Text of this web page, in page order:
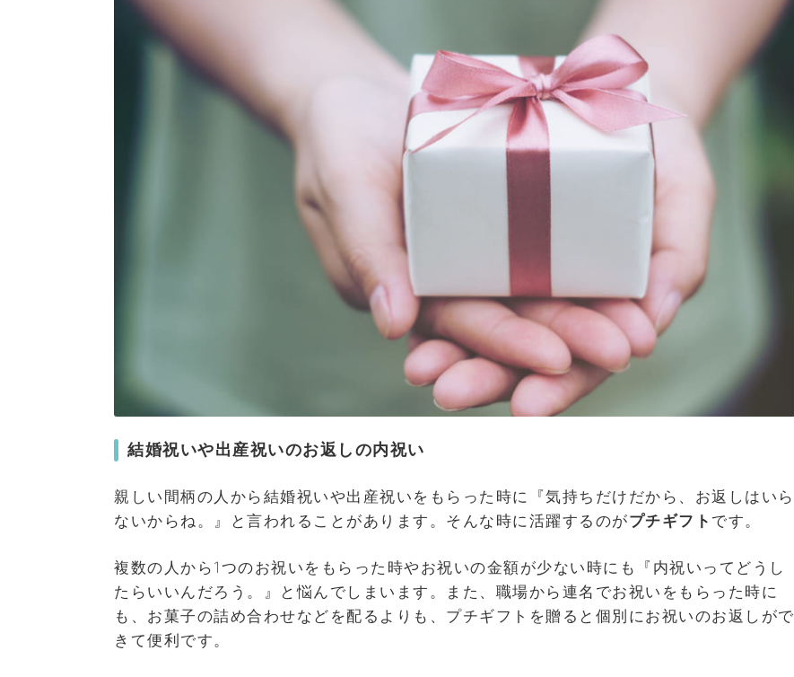
結婚祝いや出産祝いのお返しの内祝い
親しい間柄の人から結婚祝いや出産祝いをもらった時に『気持ちだけだから、お返しはいら
ないからね。』と言われることがあります。そんな時に活躍するのがプチギフト です。
複数の人から1つのお祝いをもらった時やお祝いの金額が少ない時にも『内祝いってどうし
たらいいんだろう。』と悩んでしまいます。また、職場から連名でお祝いをもらった時に
も、お菓子の詰め合わせなどを配るよりも、プチギフトを贈ると個別にお祝いのお返しがで
きて便利です。